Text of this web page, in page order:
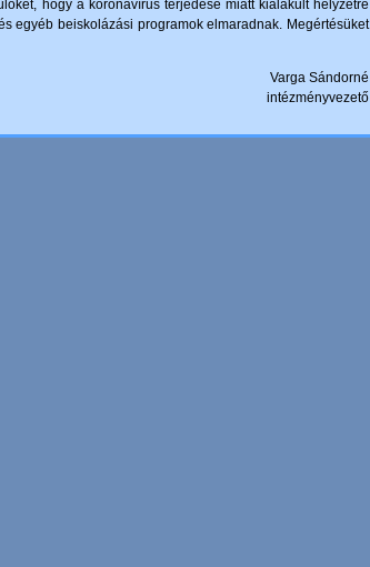
hogy a koronavírus terjedése miatt kialakult helyzetre
egyéb beiskolázási programok elmaradnak. Megértésüket
Varga Sándorné
intézményvezető